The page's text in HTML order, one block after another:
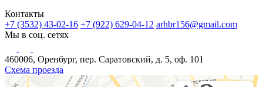
Контакты
+7 (3532) 43-02-16 +7 (922) 629-04-12 arhbr156@gmail.com
Мы в соц. сетях
460006, Оренбург, пер. Саратовский, д. 5, оф. 101
Схема проезда